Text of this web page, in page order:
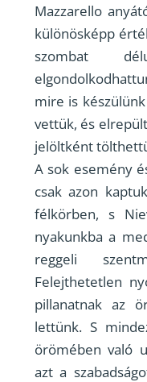
Mazzarello
különösképp
szombat
mire is
vettük, és
jelöltként
A sok esemény
csak azon
félkörben, s
nyakunkba a
reggeli
Felejthetetlen
pillanatnak az
lettünk. S
örömében való
azt a